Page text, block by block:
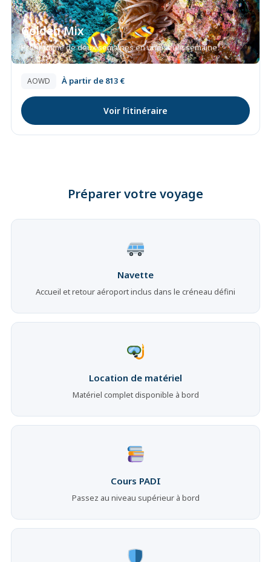
Golden Mix
Programme de deux semaines en une seule semaine
AOWD À partir de 813 €
Voir l’itinéraire
Préparer votre voyage
Navette
Accueil et retour aéroport inclus dans le créneau défini
Location de matériel
Matériel complet disponible à bord
Cours PADI
Passez au niveau supérieur à bord